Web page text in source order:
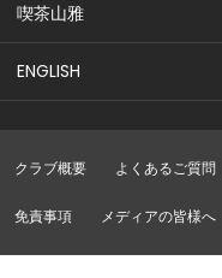
喫茶山雅
ENGLISH
クラブ概要 よくあるご質問
免責事項 メディアの皆様へ